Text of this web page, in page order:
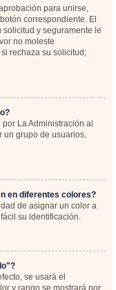
para unirse,
correspondiente. El
y seguramente le
no moleste
rechaza su solicitud;
La Administración al
un grupo de usuarios,
en diferentes colores?
de asignar un color a
su identificación.
se usará el
y rango se mostrará por